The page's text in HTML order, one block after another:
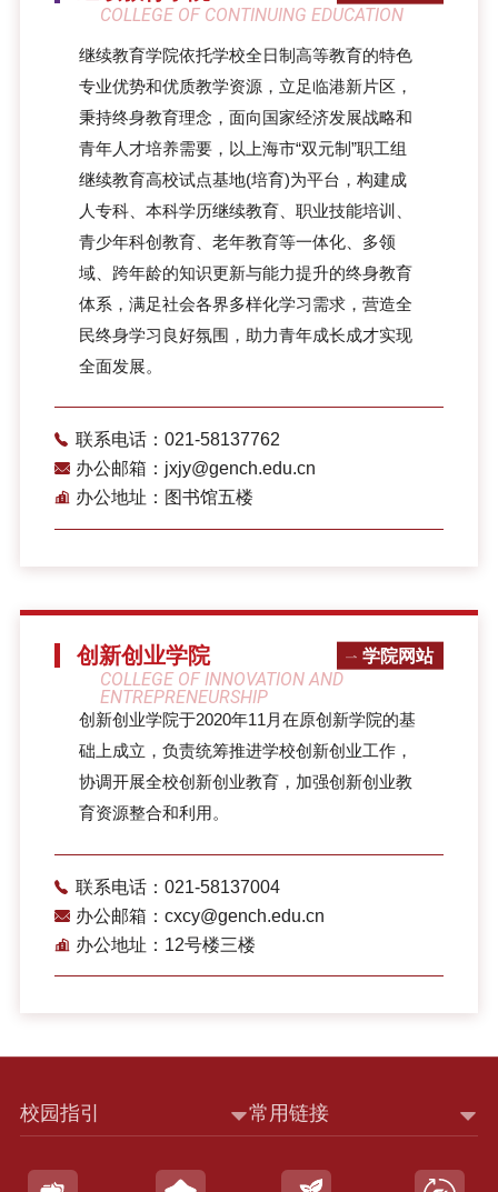
COLLEGE OF CONTINUING EDUCATION
继续教育学院依托学校全日制高等教育的特色
专业优势和优质教学资源，立足临港新片区，
秉持终身教育理念，面向国家经济发展战略和
青年人才培养需要，以上海市“双元制”职工组
继续教育高校试点基地(培育)为平台，构建成
人专科、本科学历继续教育、职业技能培训、
青少年科创教育、老年教育等一体化、多领
域、跨年龄的知识更新与能力提升的终身教育
体系，满足社会各界多样化学习需求，营造全
民终身学习良好氛围，助力青年成长成才实现
全面发展。
联系电话：021-58137762
办公邮箱：jxjy@gench.edu.cn
办公地址：图书馆五楼
创新创业学院
COLLEGE OF INNOVATION AND
ENTREPRENEURSHIP
学院网站
创新创业学院于2020年11月在原创新学院的基
础上成立，负责统筹推进学校创新创业工作，
协调开展全校创新创业教育，加强创新创业教
育资源整合和利用。
联系电话：021-58137004
办公邮箱：cxcy@gench.edu.cn
办公地址：12号楼三楼
校园指引 常用链接